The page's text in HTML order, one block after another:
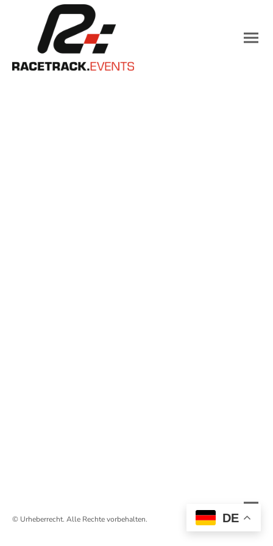
© Urheberrecht. Alle Rechte vorbehalten. DE